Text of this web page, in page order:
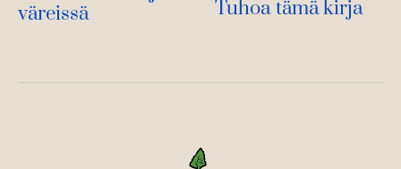
väreissä
Tuhoa tämä kirja